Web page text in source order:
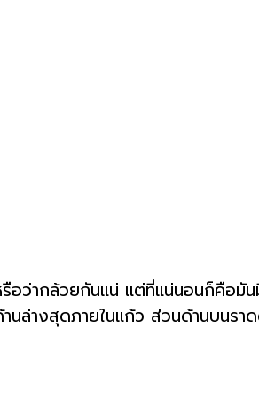
รือว่ากล้วยกันแน่ แต่ที่แน่นอนก็คือมั
นล่างสุดภายในแก้ว ส่วนด้านบนร